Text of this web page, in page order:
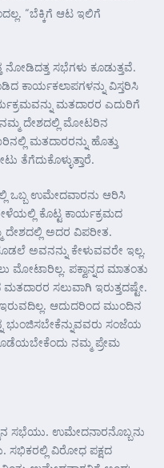
“ಬೆಕ್ಕಿಗೆ ಆಟ ಇಲಿಗೆ
ನೋಡಿದತ್ತ ಸಭೆಗಳು ಕೂಡುತ್ತವೆ.
ಕಾರ್ಯಕಲಾಪಗಳನ್ನು ವಿಸ್ತರಿಸಿ
ಮತದಾರರ ಎದುರಿಗೆ
ನಮ್ಮ ದೇಶದಲ್ಲಿ ಮೋಟರಿನ
ಮತದಾರರನ್ನು ಹೊತ್ತು
ತೆಗೆದುಕೊಳ್ಳುತ್ತಾರೆ.
ಒಬ್ಬ ಉಮೇದವಾರನು ಆರಿಸಿ
ಕೊಟ್ಟ ಕಾರ್ಯಕ್ರಮದ
ದೇಶದಲ್ಲಿ ಅದರ ವಿಪರೀತ.
ಅವನನ್ನು ಕೇಳುವವರೇ ಇಲ್ಲ.
ಪಕ್ವಾನ್ನದ ಮಾತಂತು
ಮತದಾರರ ಸಲುವಾಗಿ ಇರುತ್ತದಷ್ಟೇ.
ಆದುದರಿಂದ ಮುಂದಿನ
ಭುಂಜಿಸಬೇಕೆನ್ನುವವರು ಸಂಜೆಯ
ನಮ್ಮ ಪ್ರೇಮ
ಸಭೆಯು. ಉಮೇದನಾರನೊಬ್ಬನು
ಸಭಿಕರಲ್ಲಿ ವಿರೋಧ ಪಕ್ಷದ